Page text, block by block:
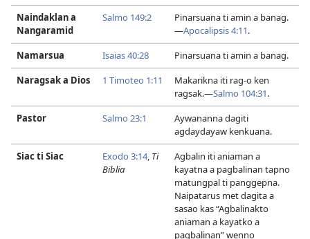
Naindaklan a
Nangaramid
Salmo 149:2
Pinarsuana ti amin a banag.​
—Apocalipsis 4:​11.
Namarsua
Isaias 40:28
Pinarsuana ti amin a banag.
Naragsak a Dios
1 Timoteo 1:​11
Makarikna iti rag-o ken
ragsak.​—Salmo 104:31.
Pastor
Salmo 23:1
Aywananna dagiti
agdaydayaw kenkuana.
Siac ti Siac
Exodo 3:​14, Ti
Biblia
Agbalin iti aniaman a
kayatna a pagbalinan tapno
matungpal ti panggepna.
Naipatarus met dagita a
sasao kas “Agbalinakto
aniaman a kayatko a
pagbalinan” wenno